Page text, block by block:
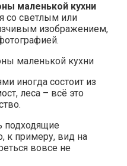
маленькой кухни
со светлым или
изображением,
иногда состоит из
леса – всё это
подходящие
к примеру, вид на
вовсе не